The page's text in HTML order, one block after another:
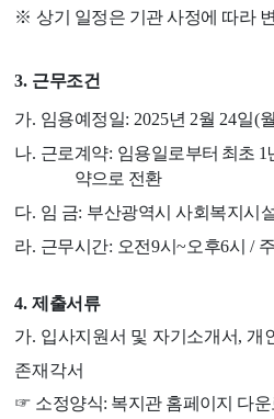
※상기 일정은 기관 사정에 따라
3. 근무조건
가. 임용예정일: 2025년 2월 24일(
나. 근로계약: 임용일 로부터 최초 1
약으로 전환
다. 임 금: 부산광역시 사회복지시
라. 근무시간: 오전9시~오후6시/ 주
4.제출서류
가. 입사지원서 및 자기소개서, 개
존재각서
☞ 소정양식: 복지관 홈페이지 다